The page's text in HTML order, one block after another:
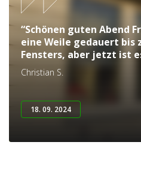
“Schönen guten Abend
eine Weile gedauert bis
Fensters, aber jetzt ist
Christian S.
18. 09. 2024